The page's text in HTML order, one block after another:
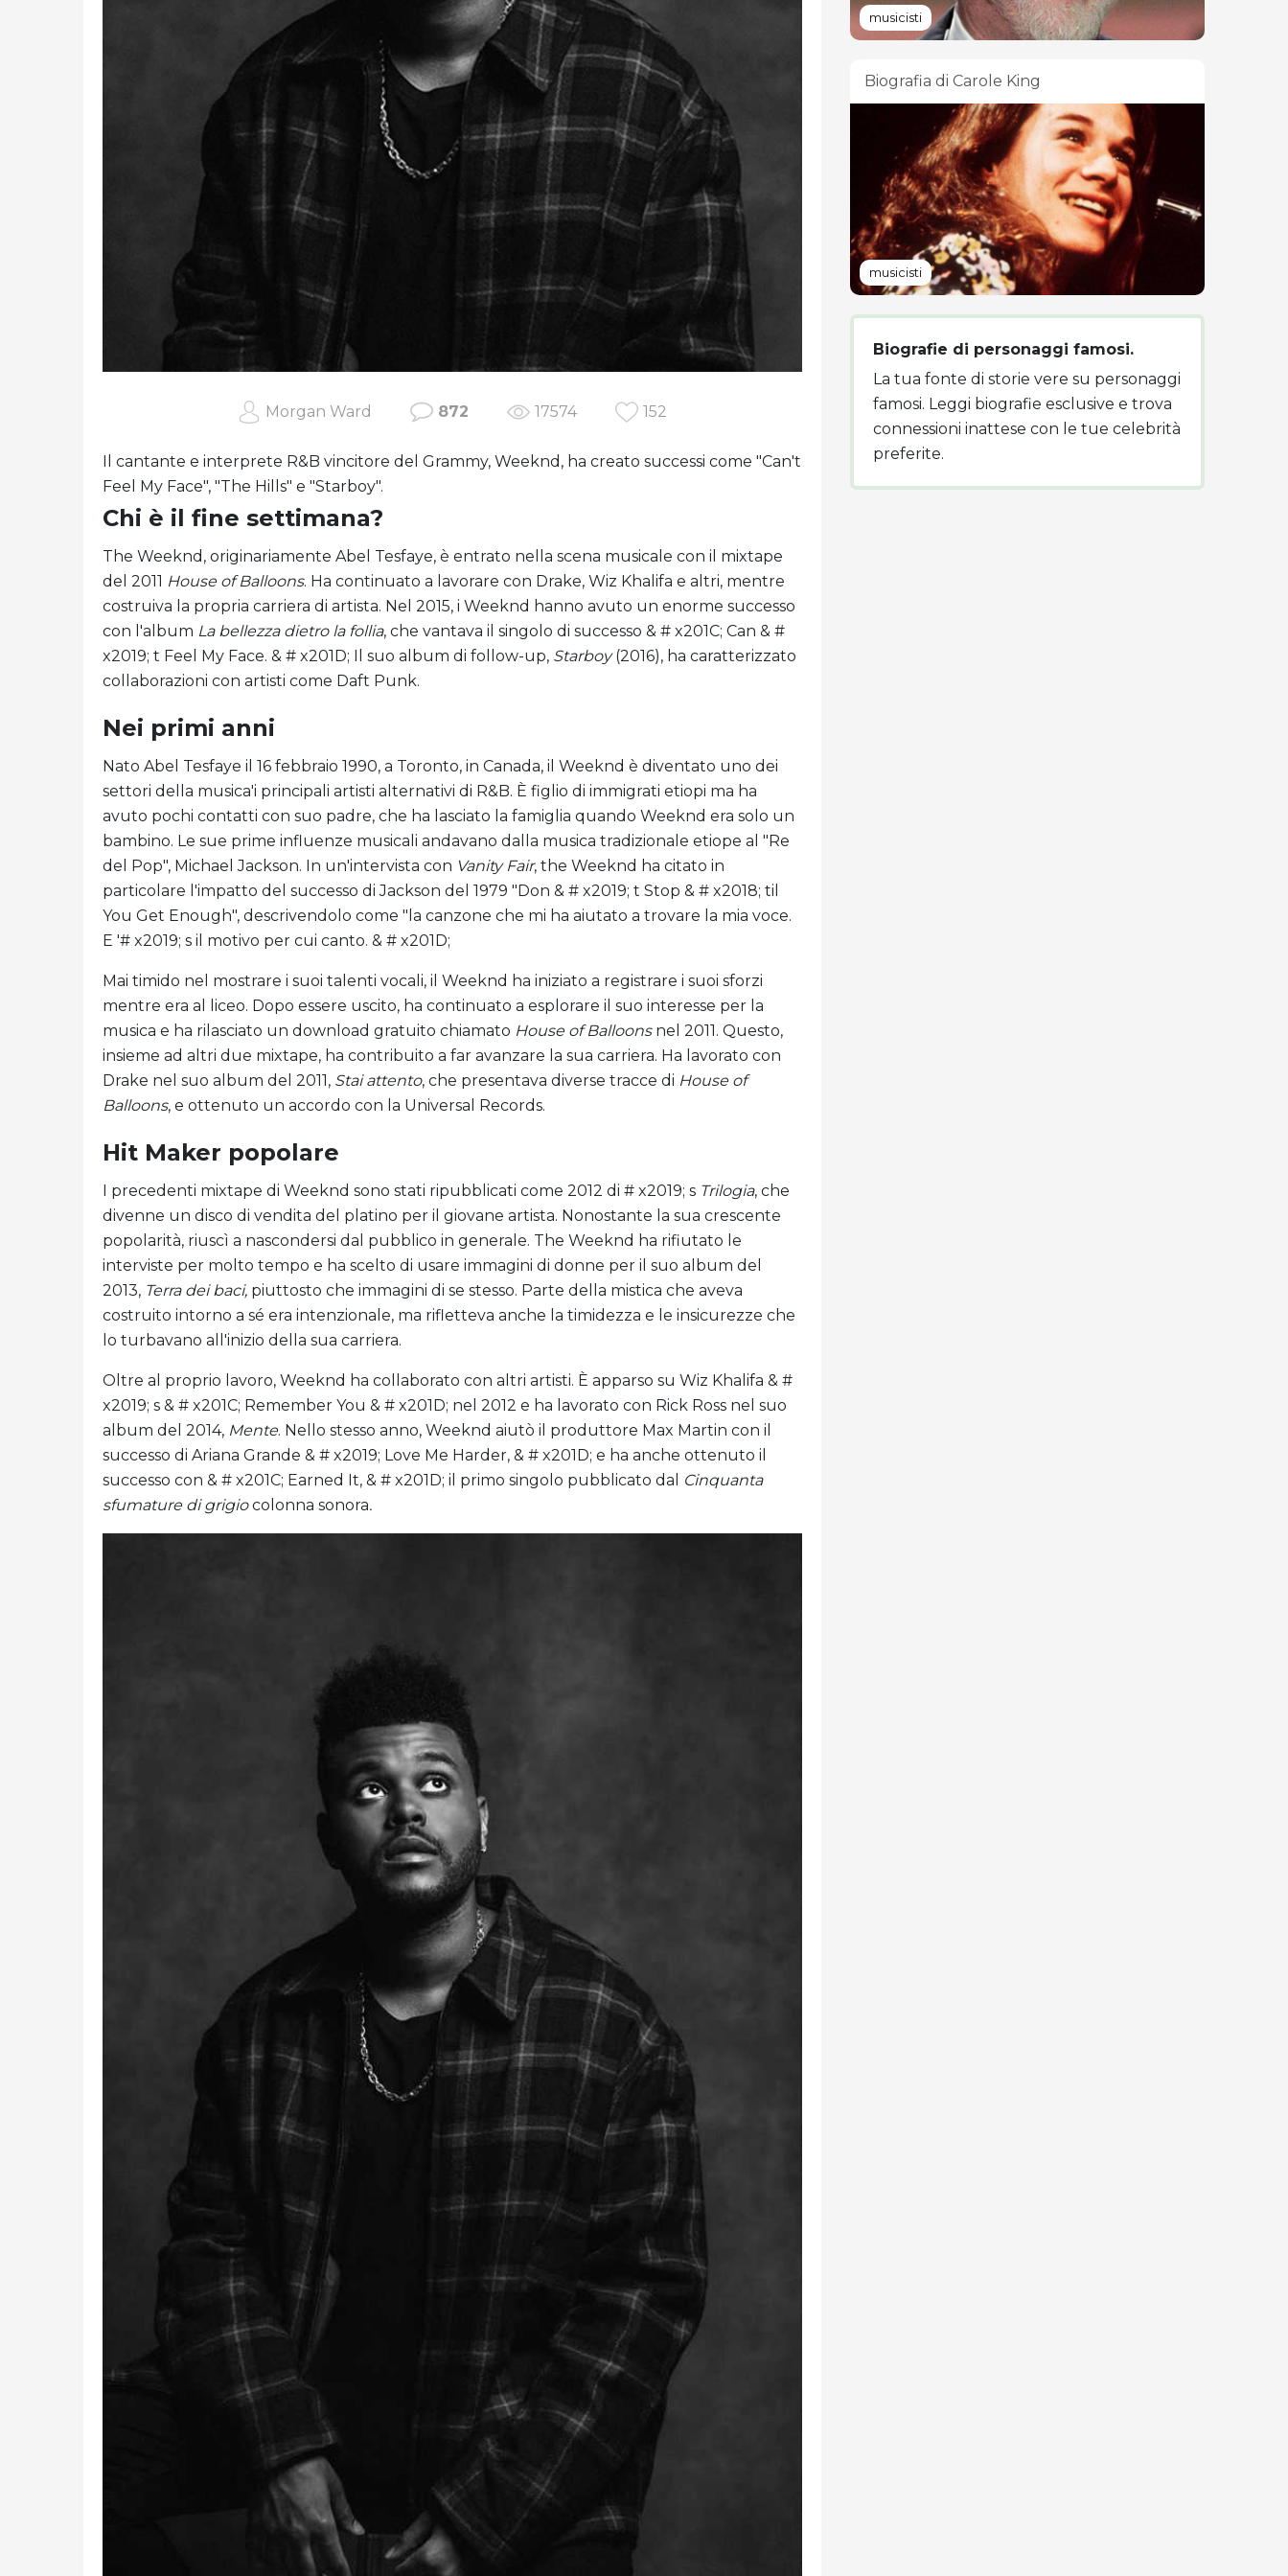
Morgan Ward 872 17574 152
Il cantante e interprete R&B vincitore del Grammy, Weeknd, ha creato successi come "Can't
Feel My Face", "The Hills" e "Starboy".
Chi è il fine settimana?
The Weeknd, originariamente Abel Tesfaye, è entrato nella scena musicale con il mixtape
del 2011 House of Balloons. Ha continuato a lavorare con Drake, Wiz Khalifa e altri, mentre
costruiva la propria carriera di artista. Nel 2015, i Weeknd hanno avuto un enorme successo
con l'album La bellezza dietro la follia, che vantava il singolo di successo & # x201C; Can & #
x2019; t Feel My Face. & # x201D; Il suo album di follow-up, Starboy(2016), ha caratterizzato
collaborazioni con artisti come Daft Punk.
Nei primi anni
Nato Abel Tesfaye il 16 febbraio 1990, a Toronto, in Canada, il Weeknd è diventato uno dei
settori della musica'i principali artisti alternativi di R&B. È figlio di immigrati etiopi ma ha
avuto pochi contatti con suo padre, che ha lasciato la famiglia quando Weeknd era solo un
bambino. Le sue prime influenze musicali andavano dalla musica tradizionale etiope al "Re
del Pop", Michael Jackson. In un'intervista con Vanity Fair, the Weeknd ha citato in
particolare l'impatto del successo di Jackson del 1979 "Don & # x2019; t Stop & # x2018; til
You Get Enough", descrivendolo come "la canzone che mi ha aiutato a trovare la mia voce.
E '# x2019; s il motivo per cui canto. & # x201D;
Mai timido nel mostrare i suoi talenti vocali, il Weeknd ha iniziato a registrare i suoi sforzi
mentre era al liceo. Dopo essere uscito, ha continuato a esplorare il suo interesse per la
musica e ha rilasciato un download gratuito chiamato House of Balloonsnel 2011. Questo,
insieme ad altri due mixtape, ha contribuito a far avanzare la sua carriera. Ha lavorato con
Drake nel suo album del 2011, Stai attento, che presentava diverse tracce di House of
Balloons, e ottenuto un accordo con la Universal Records.
Hit Maker popolare
I precedenti mixtape di Weeknd sono stati ripubblicati come 2012 di # x2019; s Trilogia, che
divenne un disco di vendita del platino per il giovane artista. Nonostante la sua crescente
popolarità, riuscì a nascondersi dal pubblico in generale. The Weeknd ha rifiutato le
interviste per molto tempo e ha scelto di usare immagini di donne per il suo album del
2013, Terra dei baci, piuttosto che immagini di se stesso. Parte della mistica che aveva
costruito intorno a sé era intenzionale, ma rifletteva anche la timidezza e le insicurezze che
lo turbavano all'inizio della sua carriera.
Oltre al proprio lavoro, Weeknd ha collaborato con altri artisti. È apparso su Wiz Khalifa & #
x2019; s & # x201C; Remember You & # x201D; nel 2012 e ha lavorato con Rick Ross nel suo
album del 2014, Mente. Nello stesso anno, Weeknd aiutò il produttore Max Martin con il
successo di Ariana Grande & # x2019; Love Me Harder, & # x201D; e ha anche ottenuto il
successo con & # x201C; Earned It, & # x201D; il primo singolo pubblicato dal
Cinquanta
sfumature di grigiocolonna sonora.
musicisti
Biografia di Carole King
musicisti
Biografie di personaggi famosi.
La tua fonte di storie vere su personaggi
famosi. Leggi biografie esclusive e trova
connessioni inattese con le tue celebrità
preferite.